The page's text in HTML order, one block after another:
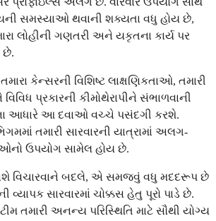
સમસ્યાઓ થવાની શક્યતા વધુ હોય છે,
લોહીની ગણતરી અને યકૃતના કાર્ય પર
છે.
કેન્સરની વિશિષ્ટ લાક્ષણિકતાઓ, તમારી
પ્રકારની કીમોથેરાપીને સંભાળવાની
આધારે આ દવાઓ વચ્ચે પસંદગી કરશે.
તમારી સારવારની યાત્રામાં અલગ-
ઉપયોગ સામેલ હોય છે.
વિચારવાને બદલે, એ સમજવું વધુ મદદરૂપ છે
વ્યાપક સારવારમાં ચોક્કસ હેતુ પૂરો પાડે છે.
તમારી અનન્ય પરિસ્થિતિ માટે સૌથી યોગ્ય